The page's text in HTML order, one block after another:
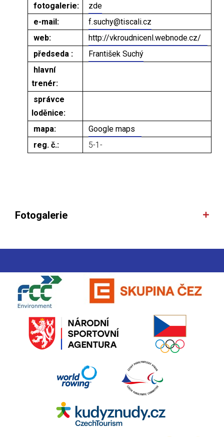
fotogalerie:
zde
e-mail:
f.suchy@tiscali.cz
web:
http://vkroudnicenl.webnode.cz/
předseda :
František Suchý
hlavní
trenér:
správce
loděnice:
mapa:
Google maps
reg. č.:
5-1-
Fotogalerie